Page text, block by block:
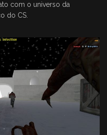
com o universo da
do CS.